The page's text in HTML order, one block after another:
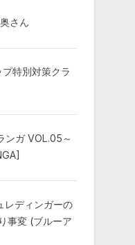
さん
特別対策クラ
ンガ VOL.05～
レディンガーの
事変 (ブルーア